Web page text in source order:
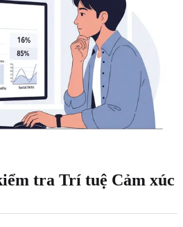
tra Trí tuệ Cảm xúc